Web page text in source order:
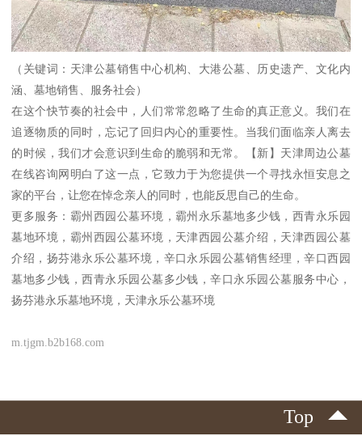
（关键词：天津公墓销售中心机构、大港公墓、历史遗产、文化内
涵、墓地销售、服务社会）
在这个快节奏的社会中，人们常常忽略了生命的真正意义。我们在
追逐物质的同时，忘记了回归内心的重要性。当我们面临亲人离去
的时候，我们才会意识到生命的脆弱和无常。【新】天津周边公墓
在线咨询网明白了这一点，它致力于为您提供一个寻找永恒安息之
家的平台，让您在悼念亲人的同时，也能反思自己的生命。
更多服务：霸州西园公墓环境，霸州永乐墓地多少钱，西青永乐园
墓地环境，霸州西园公墓环境，天津西园公墓介绍，天津西园公墓
介绍，扬芬港永乐公墓环境，辛口永乐园公墓销售经理，辛口西园
墓地多少钱，西青永乐园公墓多少钱，辛口永乐园公墓服务中心，
扬芬港永乐墓地环境，天津永乐公墓环境
m.tjgm.b2b168.com
Top